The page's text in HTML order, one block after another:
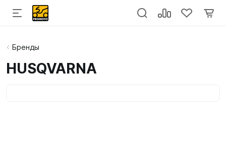
Бренды
HUSQVARNA